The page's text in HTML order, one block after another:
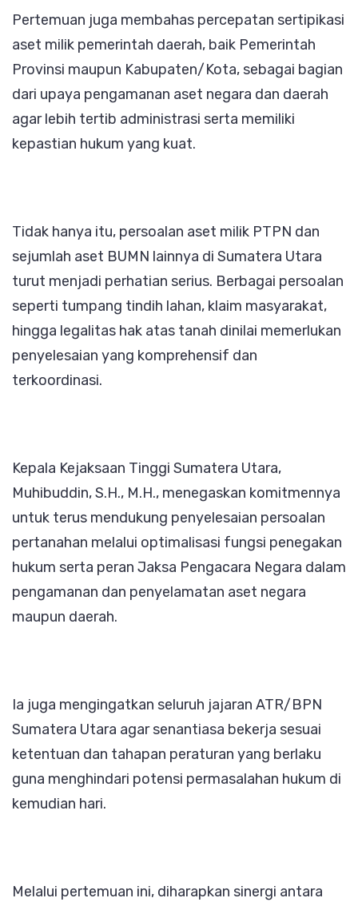
Pertemuan juga membahas percepatan sertipikasi
aset milik pemerintah daerah, baik Pemerintah
Provinsi maupun Kabupaten/Kota, sebagai bagian
dari upaya pengamanan aset negara dan daerah
agar lebih tertib administrasi serta memiliki
kepastian hukum yang kuat.
Tidak hanya itu, persoalan aset milik PTPN dan
sejumlah aset BUMN lainnya di Sumatera Utara
turut menjadi perhatian serius. Berbagai persoalan
seperti tumpang tindih lahan, klaim masyarakat,
hingga legalitas hak atas tanah dinilai memerlukan
penyelesaian yang komprehensif dan
terkoordinasi.
Kepala Kejaksaan Tinggi Sumatera Utara,
Muhibuddin, S.H., M.H., menegaskan komitmennya
untuk terus mendukung penyelesaian persoalan
pertanahan melalui optimalisasi fungsi penegakan
hukum serta peran Jaksa Pengacara Negara dalam
pengamanan dan penyelamatan aset negara
maupun daerah.
Ia juga mengingatkan seluruh jajaran ATR/BPN
Sumatera Utara agar senantiasa bekerja sesuai
ketentuan dan tahapan peraturan yang berlaku
guna menghindari potensi permasalahan hukum di
kemudian hari.
Melalui pertemuan ini, diharapkan sinergi antara